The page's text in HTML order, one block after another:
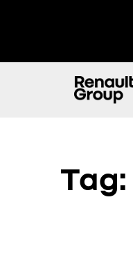
Tag: